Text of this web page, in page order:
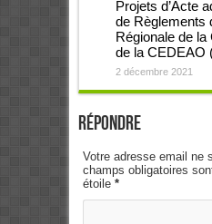
Projets d’Acte
de Règlements
Régionale de
de la CEDEAO
2 décembre 2021
Répondre
Votre adresse email ne
champs obligatoires
étoile *